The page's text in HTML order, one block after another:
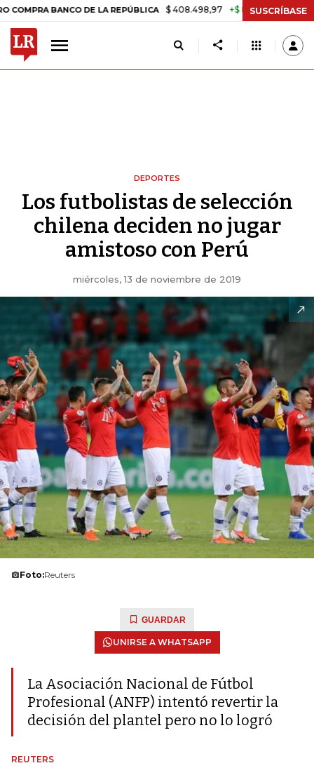
BANCO DE LA REPÚBLICA $ 408.498,97 +$ 8.753,81 +2,19%
SUSCRÍBASE
DEPORTES
Los futbolistas de selección
chilena deciden no jugar
amistoso con Perú
miércoles, 13 de noviembre de 2019
Foto:Reuters
GUARDAR
UNIRSE A WHATSAPP
La Asociación Nacional de Fútbol
Profesional (ANFP) intentó revertir la
decisión del plantel pero no lo logró
REUTERS